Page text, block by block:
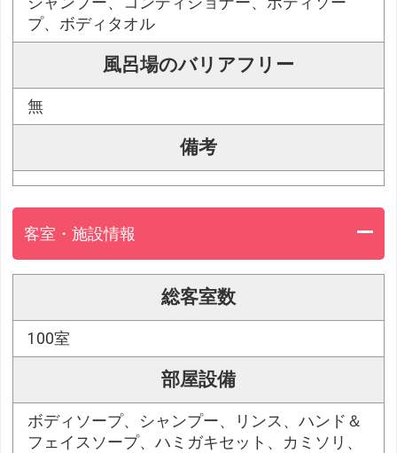
プ、ボディタオル
風呂場のバリアフリー
無
備考
客室・施設情報
総客室数
100室
部屋設備
ボディソープ、シャンプー、リンス、ハンド＆
フェイスソープ、ハミガキセット、カミソリ、